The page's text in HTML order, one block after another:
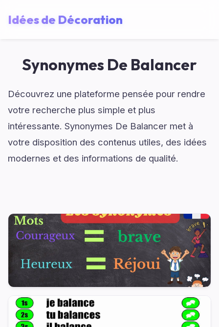
Idées de Décoration
Synonymes De Balancer
Découvrez une plateforme pensée pour rendre
votre recherche plus simple et plus
intéressante. Synonymes De Balancer met à
votre disposition des contenus utiles, des idées
modernes et des informations de qualité.